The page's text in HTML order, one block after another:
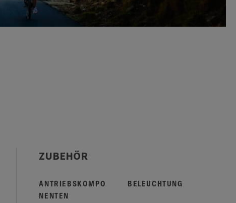
ZUBEHÖR
ANTRIEBSKOMPO
NENTEN
BELEUCHTUNG